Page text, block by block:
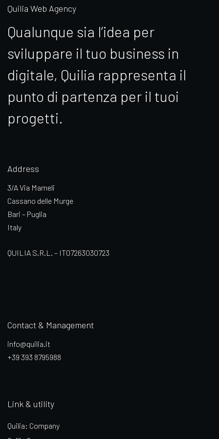
Quilia Web Agency
Qualunque sia l’idea per
sviluppare il tuo business in
digitale, Quilia rappresenta il
punto di partenza per il tuoi
progetti.
Address
3/A Via Mameli
Cassano delle Murge
Bari – Puglia
Italy
QUILIA S.R.L. – IT07263030723
Contact & Management
info@quilia.it
+39 393 8795988
Link & utility
Quilia: Company